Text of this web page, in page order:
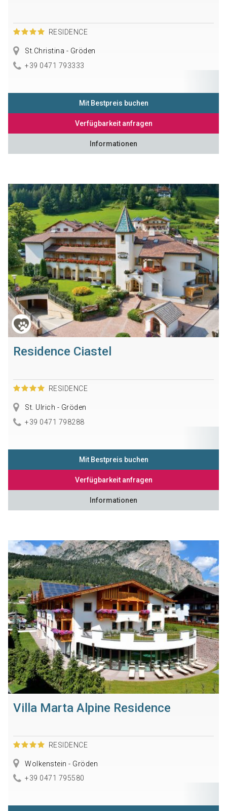
RESIDENCE
St.Christina - Gröden
+39 0471 793333
Mit Bestpreis buchen
Verfügbarkeit anfragen
Informationen
Residence Ciastel
RESIDENCE
St. Ulrich - Gröden
+39 0471 798288
Mit Bestpreis buchen
Verfügbarkeit anfragen
Informationen
Villa Marta Alpine Residence
RESIDENCE
Wolkenstein - Gröden
+39 0471 795580